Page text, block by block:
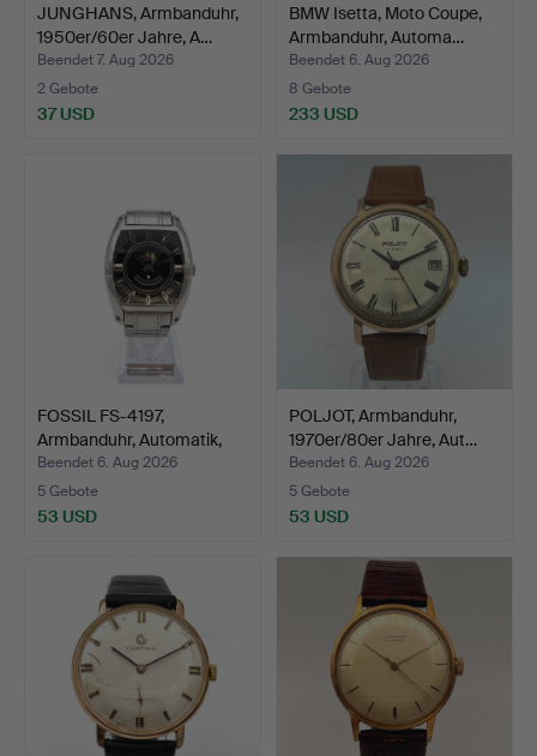
JUNGHANS, Armbanduhr,
1950er/60er Jahre, A…
Beendet 7. Aug 2026
2 Gebote
37 USD
BMW Isetta, Moto Coupe,
Armbanduhr, Automa…
Beendet 6. Aug 2026
8 Gebote
233 USD
FOSSIL FS-4197,
Armbanduhr, Automatik,
Sta…
Beendet 6. Aug 2026
5 Gebote
53 USD
POLJOT, Armbanduhr,
1970er/80er Jahre, Aut…
Beendet 6. Aug 2026
5 Gebote
53 USD